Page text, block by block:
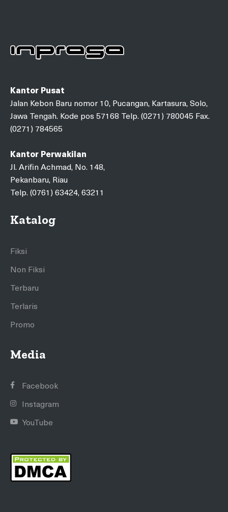
Kantor Pusat
Jalan Kebon Baru nomor 10, Pucangan, Kartasura, Solo,
Jawa Tengah. Kode pos 57168 Telp. (0271) 780045 Fax.
(0271) 784565
Kantor Perwakilan
Jl. Arifin Achmad, No. 148,
Pekanbaru, Riau
Telp. (0761) 63424, 63211
Katalog
Fiksi
Non Fiksi
Terbaru
Terlaris
Promo
Media
Facebook
Instagram
YouTube